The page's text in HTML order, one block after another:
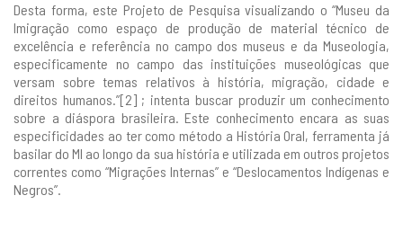
Desta forma, este Projeto de Pesquisa visualizando o “Museu da
Imigração como espaço de produção de material técnico de
excelência e referência no campo dos museus e da Museologia,
especificamente no campo das instituições museológicas que
versam sobre temas relativos à história, migração, cidade e
direitos humanos.”[2] ; intenta buscar produzir um conhecimento
sobre a diáspora brasileira. Este conhecimento encara as suas
especificidades ao ter como método a História Oral, ferramenta já
basilar do MI ao longo da sua história e utilizada em outros projetos
correntes como “Migrações Internas” e “Deslocamentos Indígenas e
Negros”.